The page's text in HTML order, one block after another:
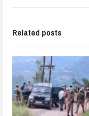
Related posts